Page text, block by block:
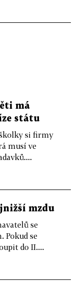
má
státu
si firmy
musí ve
mzdu
se
Pokud se
do II....